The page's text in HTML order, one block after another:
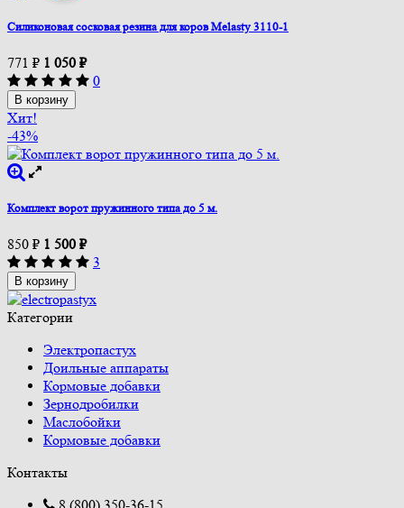
Силиконовая сосковая резина для коров Melasty 3110-1
771 ₽ 1 050 ₽
0
В корзину
Хит!
-43%
Комплект ворот пружинного типа до 5 м.
850 ₽ 1 500 ₽
3
В корзину
Категории
Электропастух
Доильные аппараты
Кормовые добавки
Зернодробилки
Маслобойки
Кормовые добавки
Контакты